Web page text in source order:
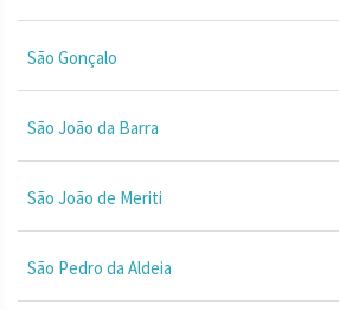
São Gonçalo
São João da Barra
São João de Meriti
São Pedro da Aldeia